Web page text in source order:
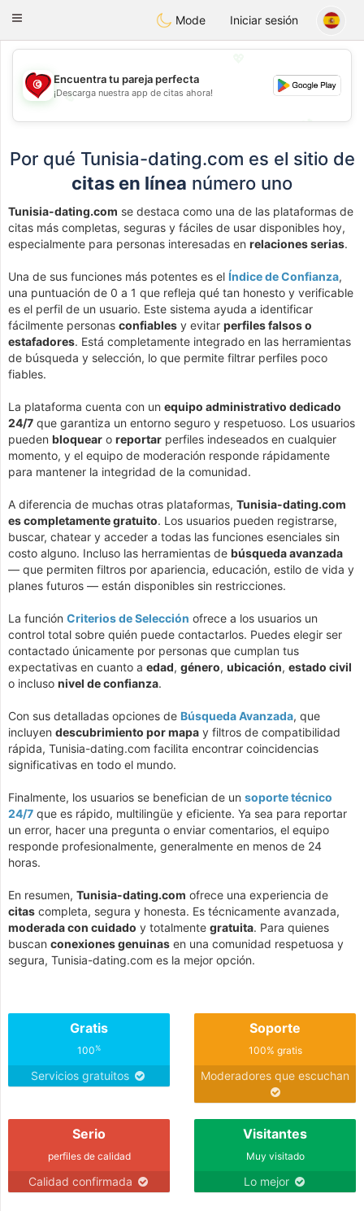
Tunisia Dating
Toggle
Mode Iniciar sesión
💖
💕
Encuentra tu pareja perfecta
¡Descarga nuestra app de citas ahora!
Por qué Tunisia-dating.com es el sitio de
citas en línea número uno
Tunisia-dating.com se destaca como una de las plataformas de
citas más completas, seguras y fáciles de usar disponibles hoy,
especialmente para personas interesadas en relaciones serias.
Una de sus funciones más potentes es el Índice de Confianza,
una puntuación de 0 a 1 que refleja qué tan honesto y verificable
es el perfil de un usuario. Este sistema ayuda a identificar
fácilmente personas confiables y evitar perfiles falsos o
estafadores. Está completamente integrado en las herramientas
de búsqueda y selección, lo que permite filtrar perfiles poco
fiables.
La plataforma cuenta con un equipo administrativo dedicado
24/7 que garantiza un entorno seguro y respetuoso. Los usuarios
pueden bloquear o reportar perfiles indeseados en cualquier
momento, y el equipo de moderación responde rápidamente
para mantener la integridad de la comunidad.
A diferencia de muchas otras plataformas, Tunisia-dating.com
es completamente gratuito. Los usuarios pueden registrarse,
buscar, chatear y acceder a todas las funciones esenciales sin
costo alguno. Incluso las herramientas de búsqueda avanzada
— que permiten filtros por apariencia, educación, estilo de vida y
planes futuros — están disponibles sin restricciones.
La función Criterios de Selección ofrece a los usuarios un
control total sobre quién puede contactarlos. Puedes elegir ser
contactado únicamente por personas que cumplan tus
expectativas en cuanto a edad, género, ubicación, estado civil
o incluso nivel de confianza.
Con sus detalladas opciones de Búsqueda Avanzada, que
incluyen descubrimiento por mapa y filtros de compatibilidad
rápida, Tunisia-dating.com facilita encontrar coincidencias
significativas en todo el mundo.
Finalmente, los usuarios se benefician de un soporte técnico
24/7 que es rápido, multilingüe y eficiente. Ya sea para reportar
un error, hacer una pregunta o enviar comentarios, el equipo
responde profesionalmente, generalmente en menos de 24
horas.
En resumen, Tunisia-dating.com ofrece una experiencia de
citas completa, segura y honesta. Es técnicamente avanzada,
moderada con cuidado y totalmente gratuita. Para quienes
buscan conexiones genuinas en una comunidad respetuosa y
segura, Tunisia-dating.com es la mejor opción.
Gratis
100%
Servicios gratuitos
Soporte
100% gratis
Moderadores que escuchan
Serio
perfiles de calidad
Calidad confirmada
Visitantes
Muy visitado
Lo mejor